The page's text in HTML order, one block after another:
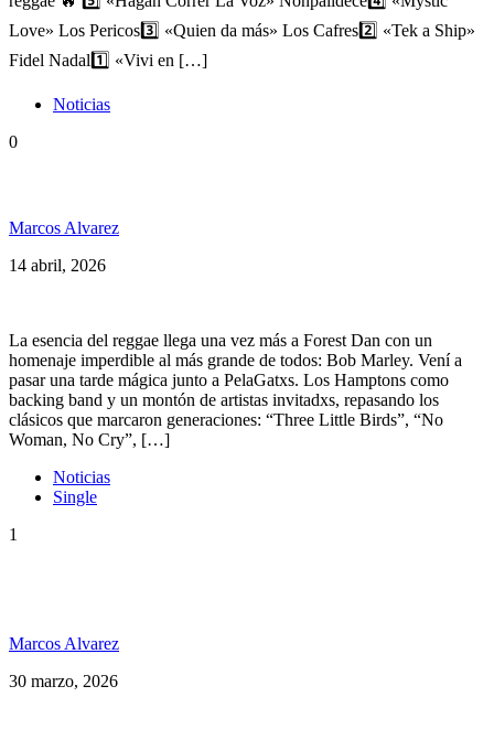
Love» Los Pericos3️⃣ «Quien da más» Los Cafres2️⃣ «Tek a Ship»
Fidel Nadal1️⃣ «Vivi en […]
Noticias
0
Marcos Alvarez
14 abril, 2026
La esencia del reggae llega una vez más a Forest Dan con un
homenaje imperdible al más grande de todos: Bob Marley. Vení a
pasar una tarde mágica junto a PelaGatxs. Los Hamptons como
backing band y un montón de artistas invitadxs, repasando los
clásicos que marcaron generaciones: “Three Little Birds”, “No
Woman, No Cry”, […]
Noticias
Single
1
Marcos Alvarez
30 marzo, 2026